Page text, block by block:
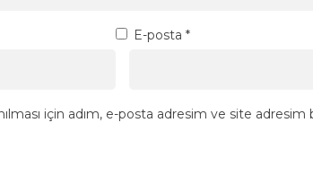
E-posta *
için adım, e-posta adresim ve site adresim